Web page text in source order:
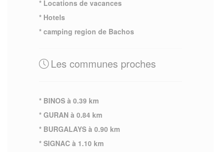
* Locations de vacances
* Hotels
* camping region de Bachos
Les communes proches
* BINOS à 0.39 km
* GURAN à 0.84 km
* BURGALAYS à 0.90 km
* SIGNAC à 1.10 km